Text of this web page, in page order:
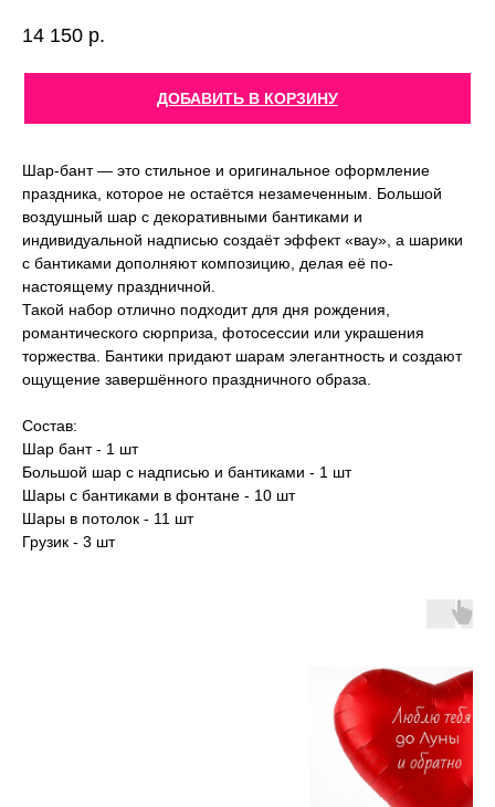
14 150 р.
ДОБАВИТЬ В КОРЗИНУ
Шар-бант — это стильное и оригинальное оформление
праздника, которое не остаётся незамеченным. Большой
воздушный шар с декоративными бантиками и
индивидуальной надписью создаёт эффект «вау», а шарики
с бантиками дополняют композицию, делая её по-
настоящему праздничной.
Такой набор отлично подходит для дня рождения,
романтического сюрприза, фотосессии или украшения
торжества. Бантики придают шарам элегантность и создают
ощущение завершённого праздничного образа.
Состав:
Шар бант - 1 шт
Большой шар с надписью и бантиками - 1 шт
Шары с бантиками в фонтане - 10 шт
Шары в потолок - 11 шт
Грузик - 3 шт